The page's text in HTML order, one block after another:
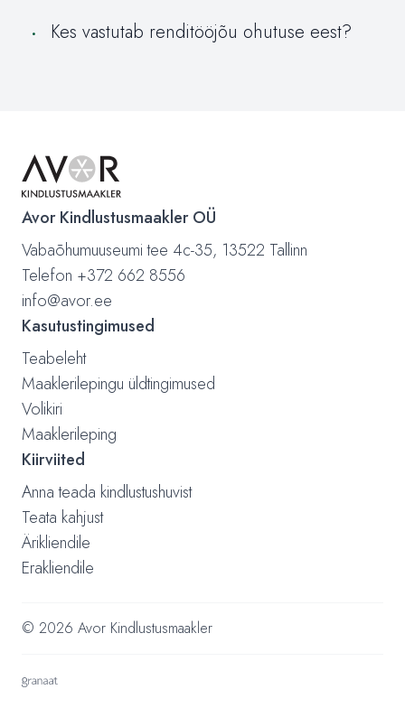
Kes vastutab renditööjõu ohutuse eest?
Avor Kindlustusmaakler OÜ
Vabaõhumuuseumi tee 4c-35, 13522 Tallinn
Telefon +372 662 8556
info@avor.ee
Kasutustingimused
Teabeleht
Maaklerilepingu üldtingimused
Volikiri
Maaklerileping
Kiirviited
Anna teada kindlustushuvist
Teata kahjust
Ärikliendile
Erakliendile
© 2026 Avor Kindlustusmaakler